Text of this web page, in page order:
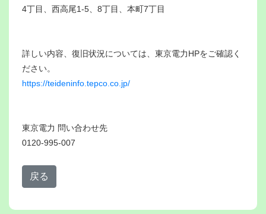
4丁目、西高尾1-5、8丁目、本町7丁目
詳しい内容、復旧状況については、東京電力HPをご確認く
ださい。
https://teideninfo.tepco.co.jp/
東京電力 問い合わせ先
0120-995-007
戻る